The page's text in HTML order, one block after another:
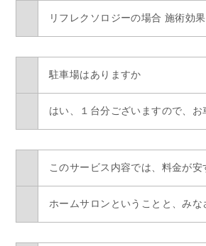
リフレクソロジーの場合 施術効
駐車場はありますか
はい、１台分ございますので、
このサービス内容では、料金が安
ホームサロンということと、み